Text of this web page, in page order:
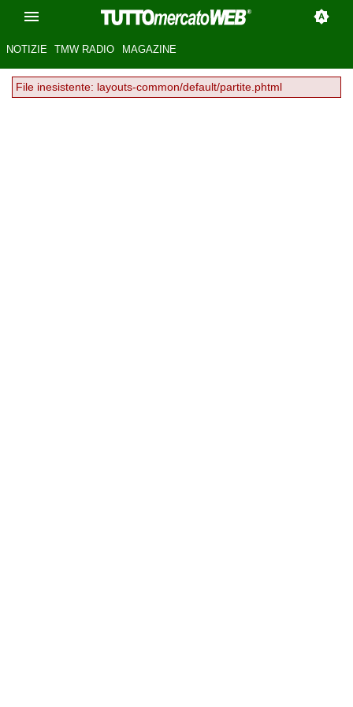
NOTIZIE TMW RADIO MAGAZINE
File inesistente: layouts-common/default/partite.phtml